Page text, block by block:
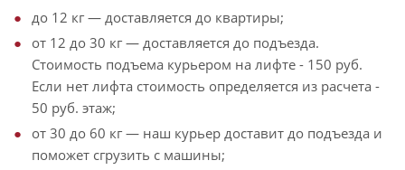
до 12 кг — доставляется до квартиры;
от 12 до 30 кг — доставляется до подъезда.
Стоимость подъема курьером на лифте - 150 руб.
Если нет лифта стоимость определяется из расчета -
50 руб. этаж;
от 30 до 60 кг — наш курьер доставит до подъезда и
поможет сгрузить с машины;